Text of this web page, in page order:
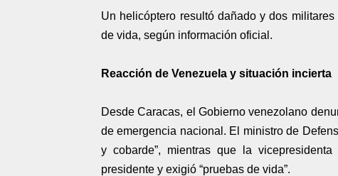
Un helicóptero resultó dañado y dos
de vida, según información oficial.
Reacción de Venezuela y situación incierta
Desde Caracas, el Gobierno venezolano
de emergencia nacional. El ministro de
y cobarde”, mientras que la
presidente y exigió “pruebas de vida”.